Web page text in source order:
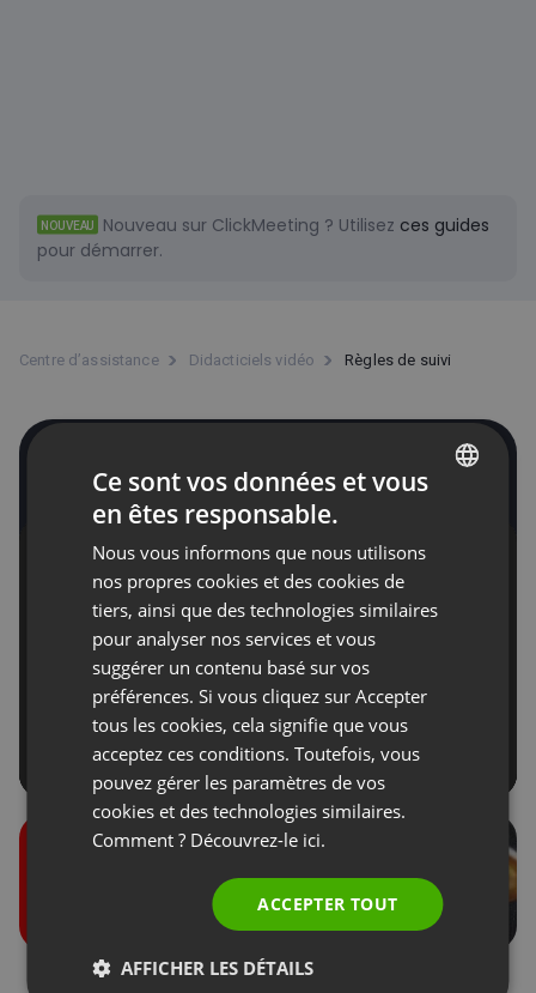
NOUVEAU Nouveau sur ClickMeeting ? Utilisez ces guides
pour démarrer.
Centre d’assistance Didacticiels vidéo Règles de suivi
Règles de suivi
Rôles lors des
Dons des participants
FRENCH
SPANISH
PORTUGUESE
Ce sont vos données et vous
en êtes responsable.
Nous vous informons que nous utilisons
nos propres cookies et des cookies de
tiers, ainsi que des technologies similaires
pour analyser nos services et vous
suggérer un contenu basé sur vos
préférences. Si vous cliquez sur Accepter
tous les cookies, cela signifie que vous
acceptez ces conditions. Toutefois, vous
pouvez gérer les paramètres de vos
cookies et des technologies similaires.
Comment ? Découvrez-le ici.
ACCEPTER TOUT
AFFICHER LES DÉTAILS